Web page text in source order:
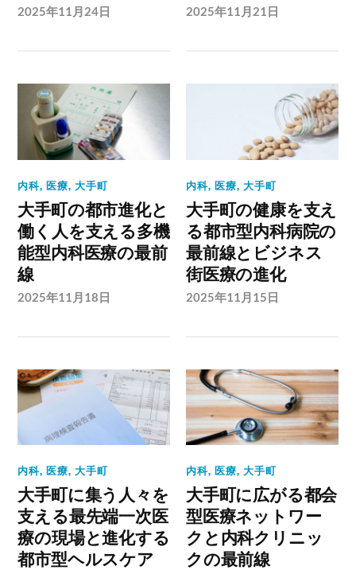
2025年11月24日 2025年11月21日
内科,医療,大手町
大手町の都市進化と
働く人を支える多機
能型内科医療の最前
線
2025年11月18日
内科,医療,大手町
大手町の健康を支え
る都市型内科病院の
最前線とビジネス
街医療の進化
2025年11月15日
内科, 医療,大手町
大手町に集う人々を
支える最先端一次医
療の現場と進化する
都市型ヘルスケア
内科, 医療,大手町
大手町に広がる都会
型医療ネットワー
クと内科クリニッ
クの最前線